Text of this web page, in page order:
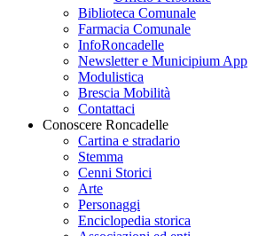
Biblioteca Comunale
Farmacia Comunale
InfoRoncadelle
Newsletter e Municipium App
Modulistica
Brescia Mobilità
Contattaci
Conoscere Roncadelle
Cartina e stradario
Stemma
Cenni Storici
Arte
Personaggi
Enciclopedia storica